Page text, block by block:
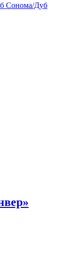
Сонома/Дуб